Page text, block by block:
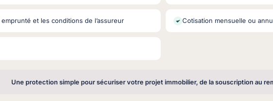
et les conditions de l’assureur Cotisation mensuelle ou
Une protection simple pour sécuriser votre projet immobilier, de la souscription au